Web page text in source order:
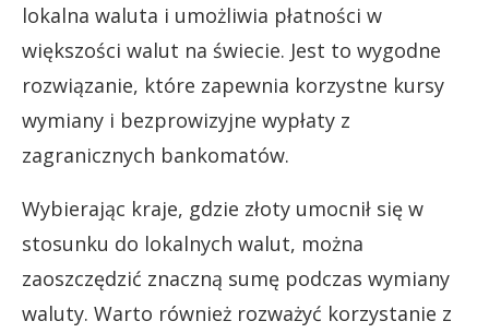
lokalna waluta i umożliwia płatności w
większości walut na świecie. Jest to wygodne
rozwiązanie, które zapewnia korzystne kursy
wymiany i bezprowizyjne wypłaty z
zagranicznych bankomatów.
Wybierając kraje, gdzie złoty umocnił się w
stosunku do lokalnych walut, można
zaoszczędzić znaczną sumę podczas wymiany
waluty. Warto również rozważyć korzystanie z